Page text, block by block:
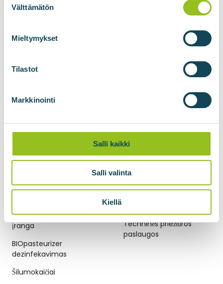
valinta
Välttämätön
Mieltymykset
Tilastot
Markkinointi
Salli kaikki
Salli valinta
Kiellä
perpylimo konteineriai
Biometano skystinimas
BIOskiediklis anglies
dioksidui skystinti
Išankstinio apdorojimo
įranga
BIOpasteurizer
dezinfekavimas
Šilumokaičiai
Techninės priežiūros
paslaugos